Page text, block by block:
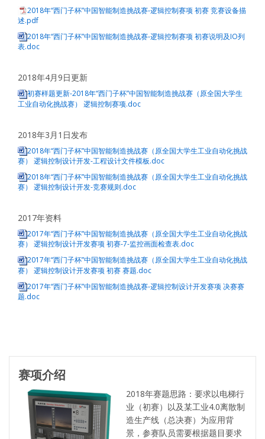
2018年“西门子杯”中国智能制造挑战赛-逻辑控制赛项 初赛 竞赛设备描
述.pdf
2018年“西门子杯”中国智能制造挑战赛-逻辑控制赛项 初赛说明及IO列
表.doc
2018年4月9日更新
初赛样题更新-2018年“西门子杯”中国智能制造挑战赛（原全国大学生
工业自动化挑战赛） 逻辑控制赛项.doc
2018年3月1日发布
2018年“西门子杯”中国智能制造挑战赛（原全国大学生工业自动化挑战
赛） 逻辑控制设计开发-工程设计文件模板.doc
2018年“西门子杯”中国智能制造挑战赛（原全国大学生工业自动化挑战
赛） 逻辑控制设计开发-竞赛规则.doc
2017年资料
2017年“西门子杯”中国智能制造挑战赛（原全国大学生工业自动化挑战
赛） 逻辑控制设计开发赛项 初赛-7-监控画面检查表.doc
2017年“西门子杯”中国智能制造挑战赛（原全国大学生工业自动化挑战
赛） 逻辑控制设计开发赛项 初赛 赛题.doc
2017年“西门子杯”中国智能制造挑战赛-逻辑控制设计开发赛项 决赛赛
题.doc
赛项介绍
2018年赛题思路：要求以电梯行
业（初赛）以及某工业4.0离散制
造生产线（总决赛）为应用背
景，参赛队员需要根据题目要求